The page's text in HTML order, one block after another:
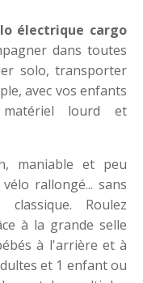
électrique cargo
dans toutes
solo, transporter
avec vos enfants
lourd et
maniable et peu
rallongé... sans
Roulez
à la grande selle
à l'arrière et à
et 1 enfant ou